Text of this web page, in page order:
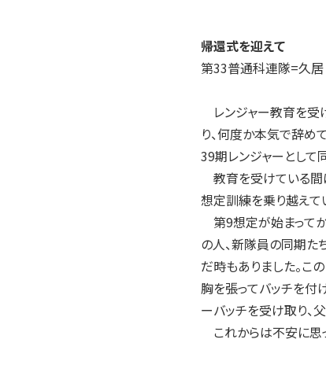
帰還式を迎えて
第33普通科連隊=久
レンジャー教育を受
り、何度か本気で辞め
39期レンジャーとして
教育を受けている間
想定訓練を乗り越えて
第9想定が始まって
の人、新隊員の同期た
だ時もありました。こ
胸を張ってバッチを付
ーバッチを受け取り、
これからは不安に思